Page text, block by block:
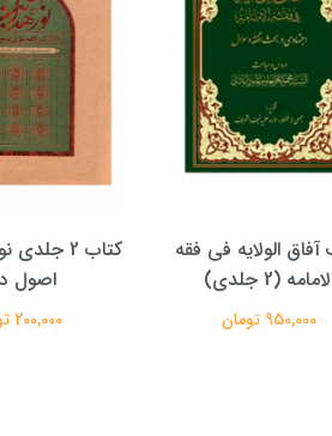
کتاب 2 جلدی نور هدایت در
اصول دین
200,000 تومان
کتاب پویش
علیرضا
350,000 تومان